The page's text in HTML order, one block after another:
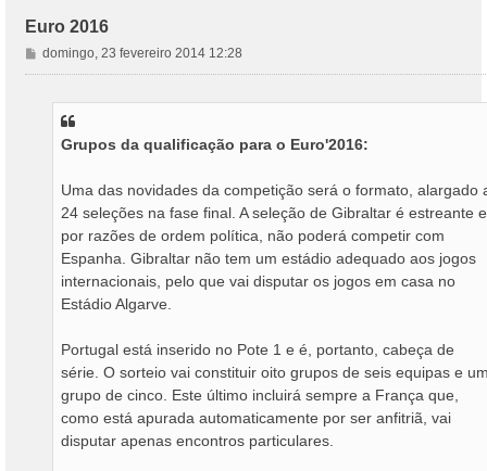
Euro 2016
M
e
domingo, 23 fevereiro 2014 12:28
Grupos da qualificação para o Euro'2016:
Uma das novidades da competição será o formato, alargado
24 seleções na fase final. A seleção de Gibraltar é estreante
por razões de ordem política, não poderá competir com
Espanha. Gibraltar não tem um estádio adequado aos jogos
internacionais, pelo que vai disputar os jogos em casa no
Estádio Algarve.
Portugal está inserido no Pote 1 e é, portanto, cabeça de
série. O sorteio vai constituir oito grupos de seis equipas e
grupo de cinco. Este último incluirá sempre a França que,
como está apurada automaticamente por ser anfitriã, vai
disputar apenas encontros particulares.